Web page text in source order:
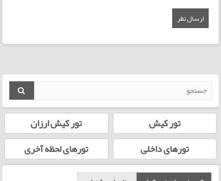
تور کیش
تور کیش ارزان
تورهای داخلی
تورهای لحظه‌ آخری